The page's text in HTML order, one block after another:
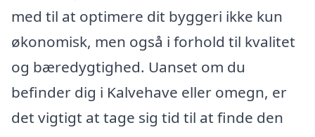
med til at optimere dit byggeri ikke kun
økonomisk, men også i forhold til kvalitet
og bæredygtighed. Uanset om du
befinder dig i Kalvehave eller omegn, er
det vigtigt at tage sig tid til at finde den